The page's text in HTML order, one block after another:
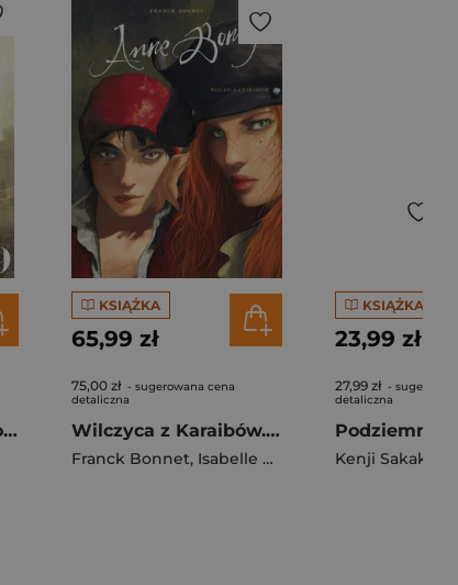
Elden Ring: Droga do Złotego Drzewa. Tom 9
KSIĄŻKA
65,99 zł
75,00 zł - sugerowana cena
detaliczna
Wilczyca z Karaibów. Anne Bonny. Tom 2
Franck Bonnet, Isabelle Charly
KSIĄŻKA
23,99 zł
27,99 zł -
detaliczna
Kenji Sakaki